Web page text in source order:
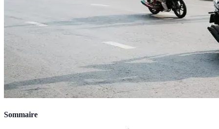
Sommaire